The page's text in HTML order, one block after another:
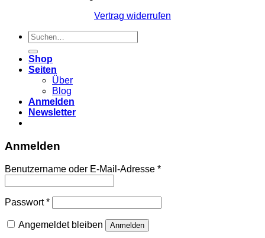
Vertrag widerrufen
Suchen
nach:
Shop
Seiten
Über
Blog
Anmelden
Newsletter
Anmelden
Benutzername oder E-Mail-Adresse *Erforderlich
Passwort*Erforderlich
Angemeldet bleiben Anmelden